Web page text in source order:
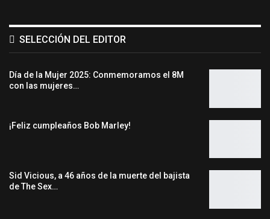
SELECCIÓN DEL EDITOR
Día de la Mujer 2025: Conmemoramos el 8M
con las mujeres…
¡Feliz cumpleaños Bob Marley!
Sid Vicious, a 46 años de la muerte del bajista
de The Sex…